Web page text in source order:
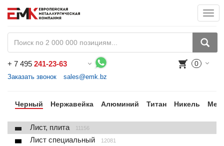
+ 7 495 241-23-63
Заказать звонок sales@emk.bz
0
Черный Нержавейка Алюминий Титан Никель
Лист, плита 11156
Лист специальный 12081